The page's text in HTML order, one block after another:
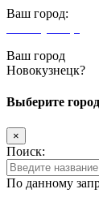
Ваш город:
Ваш город
Новокузнецк?
Выберите город
×
Поиск:
По данному